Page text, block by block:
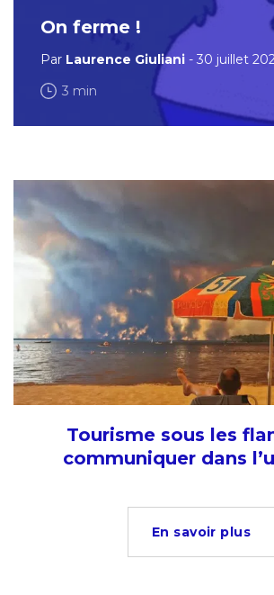
On ferme !
Par Laurence Giuliani - 30 juillet
3 min
Tourisme sous les
communiquer dans
En savoir plus